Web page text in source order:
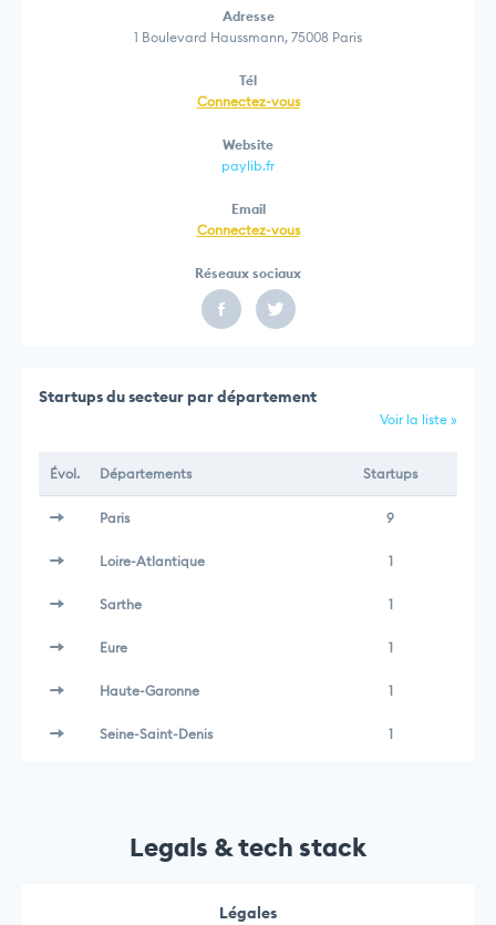
Adresse
1 Boulevard Haussmann, 75008 Paris
Tél
Connectez-vous
Website
paylib.fr
Email
Connectez-vous
Réseaux sociaux
Startups du secteur par département
Voir la liste »
Évol. Départements Startups
Paris 9
Loire-Atlantique 1
Sarthe 1
Eure 1
Haute-Garonne 1
Seine-Saint-Denis 1
Legals & tech stack
Légales